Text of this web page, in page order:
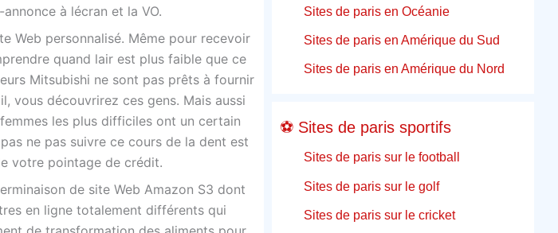
à lécran et la VO.
Web personnalisé. Même pour recevoir
quand lair est plus faible que ce
Mitsubishi ne sont pas prêts à fournir
vous découvrirez ces gens. Mais aussi
les plus difficiles ont un certain
ne pas suivre ce cours de la dent est
votre pointage de crédit.
de site Web Amazon S3 dont
en ligne totalement différents qui
Sites de paris en Océanie
Sites de paris en Amérique du Sud
Sites de paris en Amérique du Nord
⚽ Sites de paris sportifs
Sites de paris sur le football
Sites de paris sur le golf
Sites de paris sur le cricket